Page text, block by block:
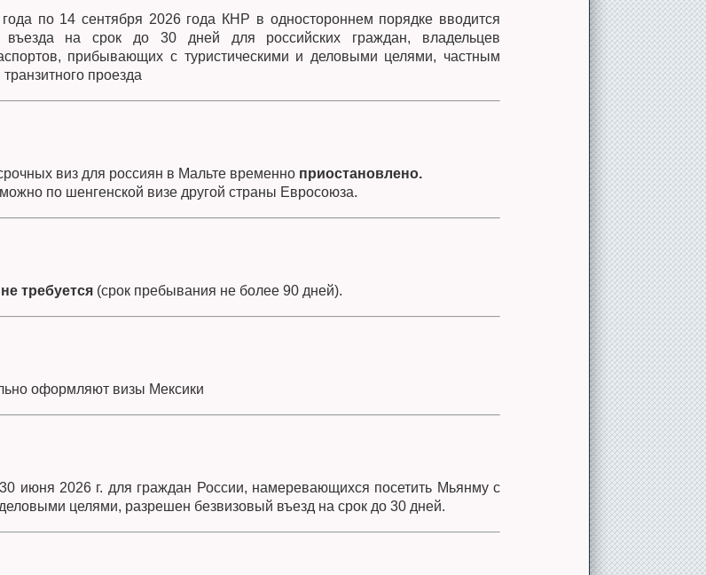
по 14 сентября 2026 года КНР в одностороннем порядке вводится
въезда на срок до 30 дней для российских граждан, владельцев
прибывающих с туристическими и деловыми целями, частным
проезда
виз для россиян в Мальте временно приостановлено.
по шенгенской визе другой страны Евросоюза.
требуется (срок пребывания не более 90 дней).
оформляют визы Мексики
июня 2026 г. для граждан России, намеревающихся посетить Мьянму с
целями, разрешен безвизовый въезд на срок до 30 дней.